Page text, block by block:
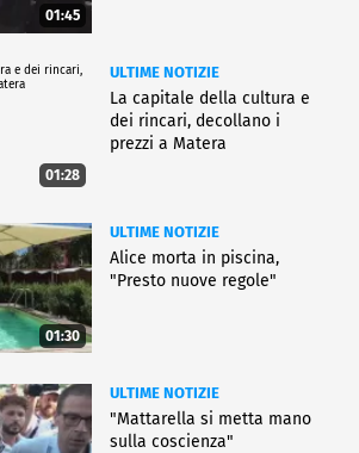
01:45
01:28
ULTIME NOTIZIE
La capitale della cultura e
dei rincari, decollano i
prezzi a Matera
01:30
ULTIME NOTIZIE
Alice morta in piscina,
"Presto nuove regole"
ULTIME NOTIZIE
"Mattarella si metta mano
sulla coscienza"